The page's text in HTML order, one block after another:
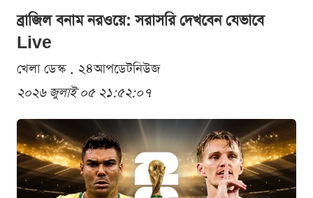
ব্রাজিল বনাম নরওয়ে: সরাসরি দেখবেন যেভাবে
Live
খেলা ডেস্ক . ২৪আপডেটনিউজ
২০২৬ জুলাই ০৫ ২১:৫২:০৭